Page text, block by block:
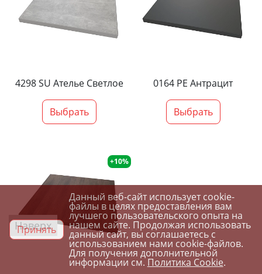
4298 SU Ателье Светлое
Выбрать
0164 PE Антрацит
Выбрать
+10%
Наверх
Принять
Данный веб-сайт использует cookie-
файлы в целях предоставления вам
лучшего пользовательского опыта на
нашем сайте. Продолжая использовать
данный сайт, вы соглашаетесь с
использованием нами cookie-файлов.
Для получения дополнительной
информации см.Политика Cookie.